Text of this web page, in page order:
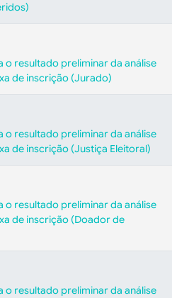
o resultado preliminar da análise
de inscrição (Jurado)
o resultado preliminar da análise
de inscrição (Justiça Eleitoral)
o resultado preliminar da análise
de inscrição (Doador de
o resultado preliminar da análise